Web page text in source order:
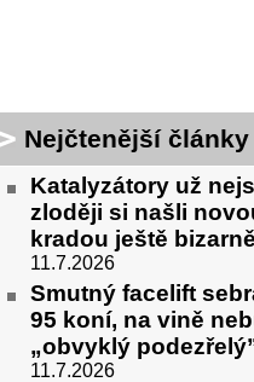
Nejčtenější články
Katalyzátory už
zloději si našli
kradou ještě
11.7.2026
Smutný facelift
95 koní, na vině
„obvyklý
11.7.2026